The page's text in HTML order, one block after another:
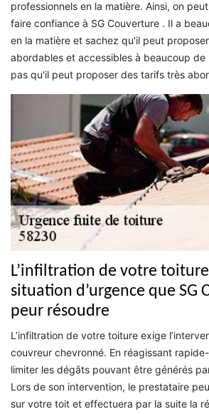
professionnels en la matière. Ainsi, on
faire confiance à SG Couverture . Il a
en la matière et sachez qu'il peut
abordables et accessibles à beaucoup de
pas qu'il peut proposer des tarifs très
L’infiltration de votre
situation d’urgence que SG
peur résoudre
L’infiltration de votre toiture exige
couvreur chevronné. En réagissant
limiter les dégâts pouvant être générés
Lors de son intervention, le prestataire
sur votre toit et effectuera par la suite la